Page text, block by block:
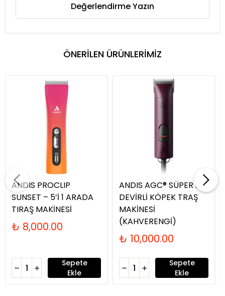
Değerlendirme Yazın
ÖNERİLEN ÜRÜNLERİMİZ
ANDIS PROCLIP
SUNSET – 5’İ 1 ARADA
TIRAŞ MAKİNESİ
₺ 8,000.00
Sepete
Ekle
ANDIS AGC® SÜPER 2-
DEVİRLİ KÖPEK TRAŞ
MAKİNESİ
(KAHVERENGİ)
₺ 10,000.00
Sepete
Ekle